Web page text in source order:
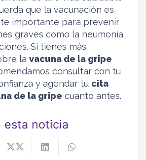
que la vacunación es
importante para prevenir
graves como la neumonía
Si tienes más
la vacuna de la gripe
consultar con tu
y agendar tu cita
de la gripe cuanto antes.
esta noticia